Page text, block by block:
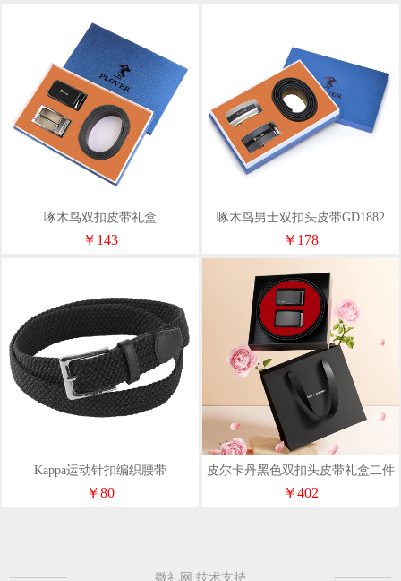
啄木鸟双扣皮带礼盒
GD28AK20K27
￥143
啄木鸟男士双扣头皮带GD1882
￥178
Kappa运动针扣编织腰带
￥80
皮尔卡丹黑色双扣头皮带礼盒二件
套W43014071-5A
￥402
微礼网 技术支持